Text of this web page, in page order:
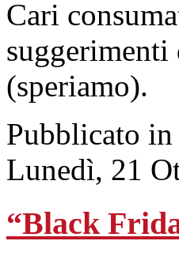
Cari
(speriamo).
Pubblicato in
Lunedì, 21
“Black